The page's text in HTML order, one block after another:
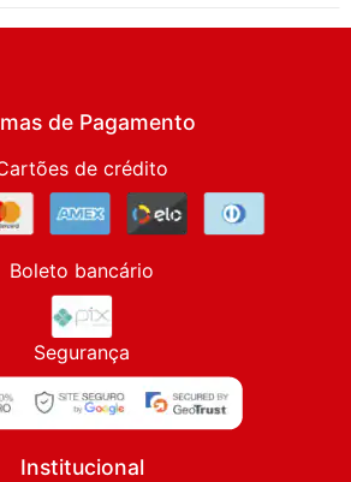
de Pagamento
de crédito
Boleto bancário
Segurança
Institucional